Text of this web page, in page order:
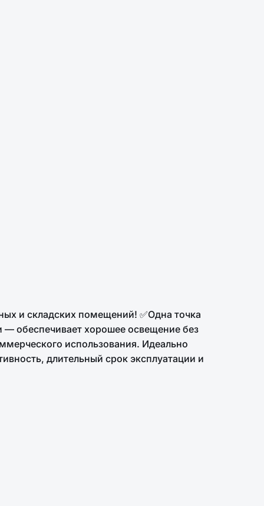
и складских помещений! ✅Одна точка
обеспечивает хорошее освещение без
использования. Идеально
длительный срок эксплуатации и